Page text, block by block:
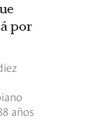
por
años